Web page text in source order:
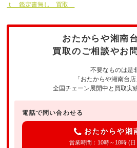
ｔ 鑑定書無し 買取
おたからや湘南
買取のご相談やお
不要なものは是
「おたからや湘南台
全国チェーン展開中と買取実
電話で問い合わせる
おたからや湘
営業時間：10時～18時 (